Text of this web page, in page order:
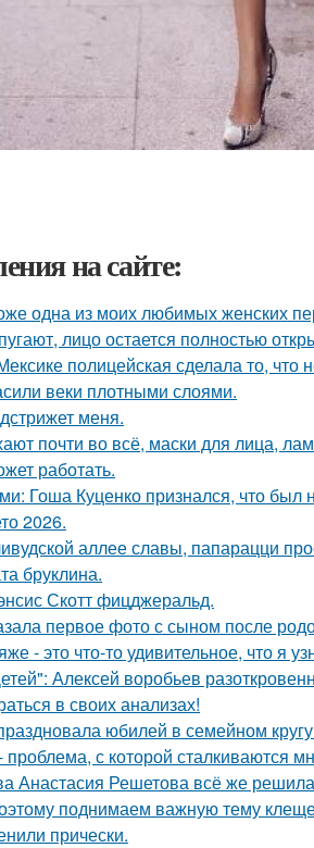
на сайте:
одна из моих любимых женских
лицо остается полностью
полицейская сделала то, что
веки плотными слоями.
меня.
почти во всё, маски для лица,
работать.
Гоша Куценко признался, что
2026.
аллее славы, папарацци
бруклина.
Скотт фицджеральд.
первое фото с сыном после
- это что-то удивительное, что я
Алексей воробьев
в своих анализах!
юбилей в семейном
с которой сталкиваются
Анастасия Решетова всё же
поднимаем важную тему
прически.